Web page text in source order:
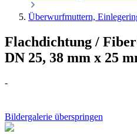
Überwurfmuttern,
Flachdichtung /
DN 25, 38 mm x 25
-
Bildergalerie überspringen